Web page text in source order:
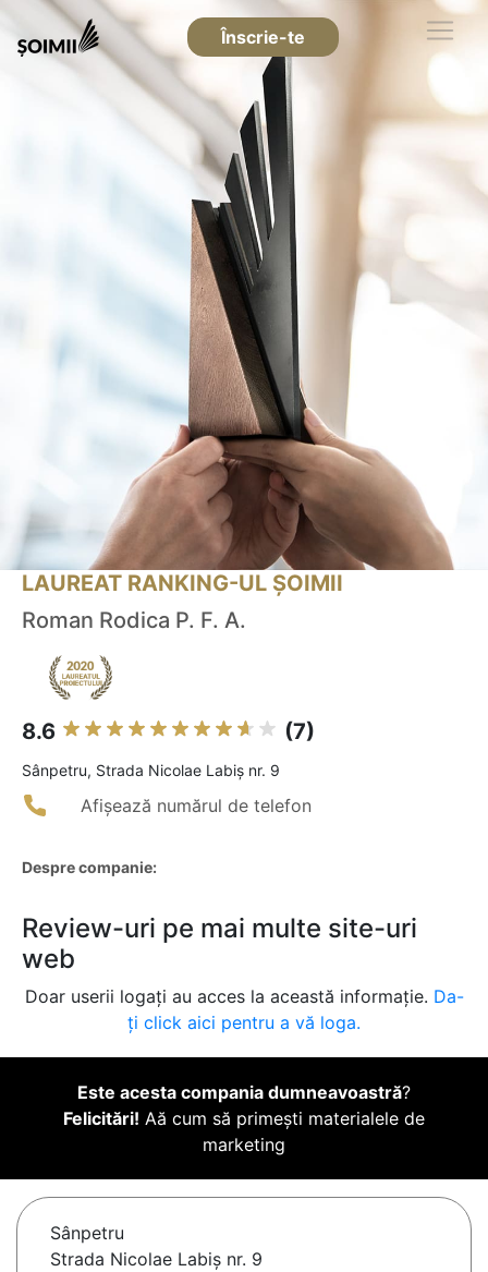
Înscrie-te
LAUREAT RANKING-UL ȘOIMII
Roman Rodica P. F. A.
8.6 (7)
Sânpetru, Strada Nicolae Labiș nr. 9
Afișează numărul de telefon
Despre companie:
Review-uri pe mai multe site-uri
web
Doar userii logați au acces la această informație. Da-
ți click aici pentru a vă loga.
Este acesta compania dumneavoastră?
Felicitări! Aă cum să primești materialele de
marketing
Sânpetru
Strada Nicolae Labiș nr. 9